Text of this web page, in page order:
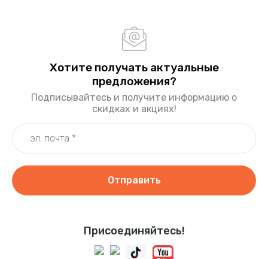
Присоединяйтесь!
Хотите получать актуальные
предложения?
Подписывайтесь и получите информацию о
скидках и акциях!
Отправить